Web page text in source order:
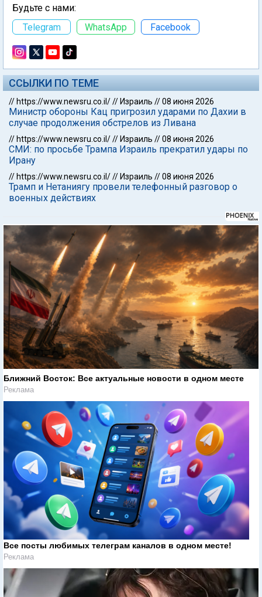
Будьте с нами:
Telegram
WhatsApp Facebook
ССЫЛКИ ПО ТЕМЕ
// https://www.newsru.co.il/// Израиль //08 июня 2026
Министр обороны Кац пригрозил ударами по Дахии в
случае продолжения обстрелов из Ливана
// https://www.newsru.co.il/// Израиль //08 июня 2026
СМИ: по просьбе Трампа Израиль прекратил удары по
Ирану
// https://www.newsru.co.il/// Израиль //08 июня 2026
Трамп и Нетаниягу провели телефонный разговор о
военных действиях
Ближний Восток: Все актуальные новости в одном месте
Реклама
Все посты любимых телеграм каналов в одном месте!
Реклама